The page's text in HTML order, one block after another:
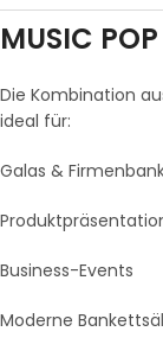
MUSIC
Die Kombination
ideal für:
Galas &
Business-Events
Moderne